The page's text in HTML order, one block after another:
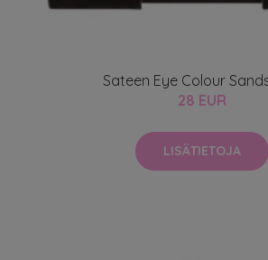
Sateen Eye Colour
28 EUR
LISÄTIETOJA